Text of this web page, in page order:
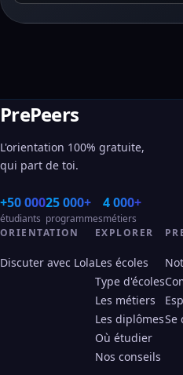
PrePeers
L'orientation 100% gratuite,
qui part de toi.
+50 000
étudiants
25 000+
programmes
4 000+
métiers
ORIENTATION
Discuter avec Lola
EXPLORER
Les écoles
Type d'écoles
Les métiers
Les diplômes
Où étudier
Nos conseils
Se